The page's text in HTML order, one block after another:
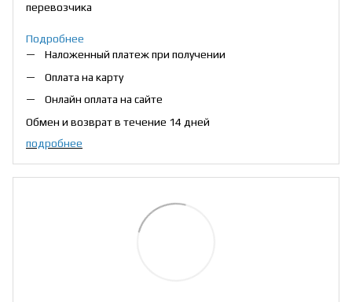
перевозчика
Подробнее
Наложенный платеж при получении
Оплата на карту
Онлайн оплата на сайте
Обмен и возврат в течение 14 дней
подробнее